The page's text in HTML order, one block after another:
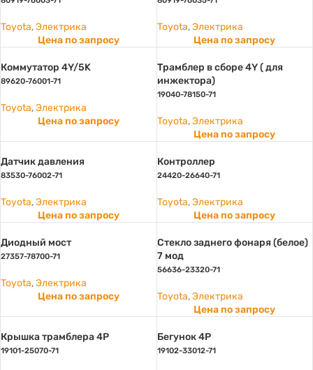
Toyota,Электрика
Цена по запросу
Toyota, Электрика
Цена по запросу
Коммутатор 4Y/5K
89620-76001-71
Toyota,Электрика
Цена по запросу
Трамблер в сборе 4Y ( для
инжектора)
19040-78150-71
Toyota, Электрика
Цена по запросу
Датчик давления
83530-76002-71
Toyota,Электрика
Цена по запросу
Контроллер
24420-26640-71
Toyota, Электрика
Цена по запросу
Диодный мост
27357-78700-71
Toyota,Электрика
Цена по запросу
Стекло заднего фонаря (белое)
7 мод
56636-23320-71
Toyota, Электрика
Цена по запросу
Крышка трамблера 4Р
19101-25070-71
Бегунок 4Р
19102-33012-71